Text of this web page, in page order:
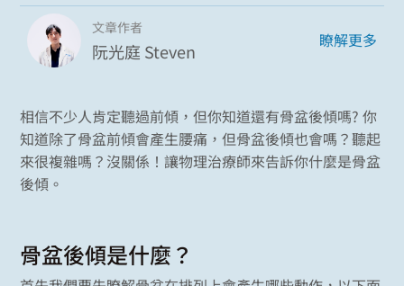
文章作者
阮光庭 Steven 瞭解更多
相信不少人肯定聽過前傾，但你知道還有骨盆後傾嗎? 你
知道除了骨盆前傾會產生腰痛，但骨盆後傾也會嗎？聽起
來很複雜嗎？沒關係！讓物理治療師來告訴你什麼是骨盆
後傾。
骨盆後傾是什麼？